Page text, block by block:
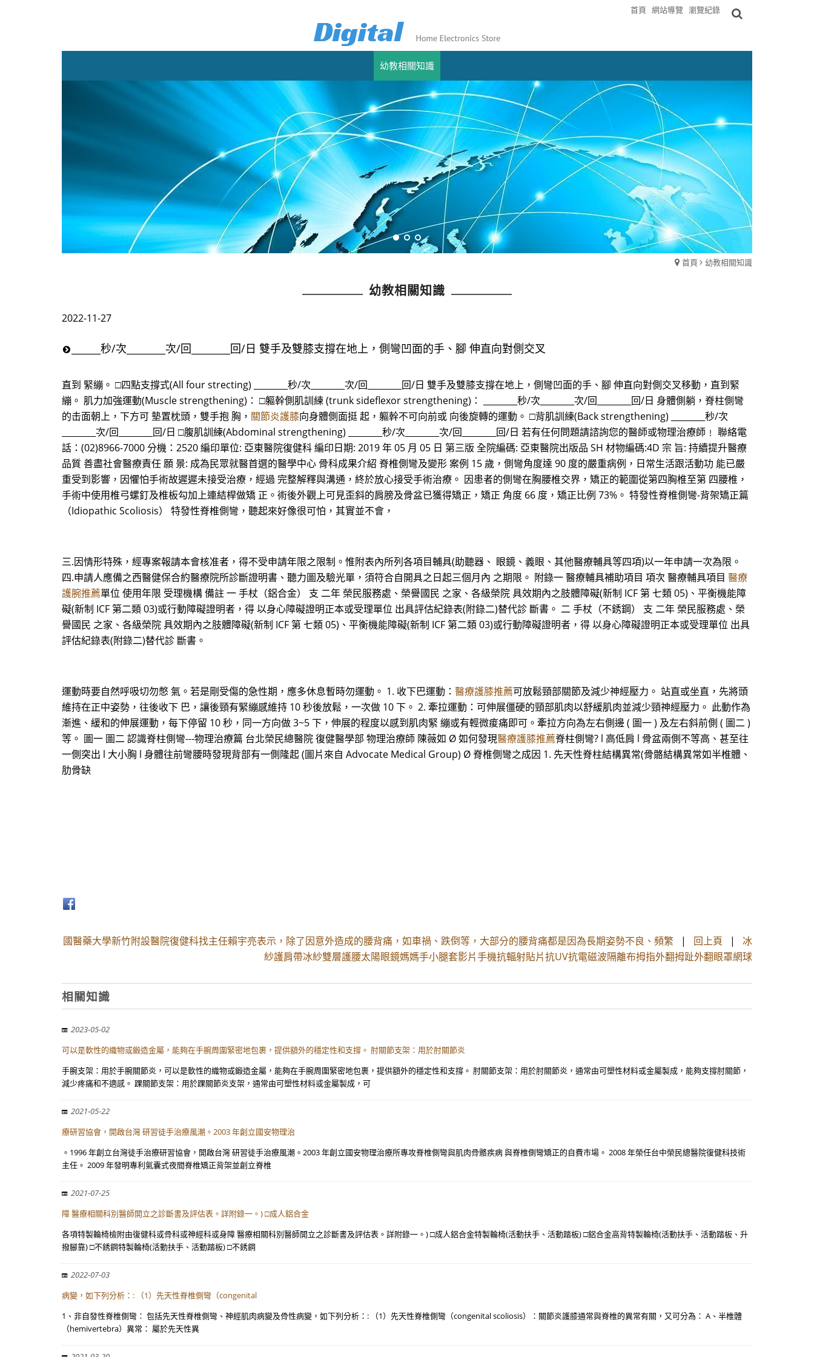
首頁 網站導覽 瀏覽紀錄
幼教相關知識
首頁 幼教相關知識
幼教相關知識
2022-11-27
______秒/次________次/回________回/日 雙手及雙膝支撐在地上，側彎凹面的手、腳 伸直向對側交叉
直到 緊繃。 □四點支撐式(All four strecting) ________秒/次________次/回________回/日 雙手及雙膝支撐在地上，側彎凹面的手、腳 伸直向對側交叉移動，直到緊
繃。 肌力加強運動(Muscle strengthening)： □軀幹側肌訓練 (trunk sideflexor strengthening)： ________秒/次________次/回________回/日 身體側躺，脊柱側彎
的击面朝上，下方可 墊置枕頭，雙手抱 胸， 關節炎護膝向身體側面挺 起，軀幹不可向前或 向後旋轉的運動。 □背肌訓練(Back strengthening) ________秒/次
________次/回________回/日 □腹肌訓練(Abdominal strengthening) ________秒/次________次/回________回/日 若有任何問題請諮詢您的醫師或物理治療師﹗ 聯絡電
話：(02)8966-7000 分機：2520 編印單位: 亞東醫院復健科 編印日期: 2019 年 05 月 05 日 第三版 全院編碼: 亞東醫院出版品 SH 材物編碼:4D 宗 旨: 持續提升醫療
品質 善盡社會醫療責任 願 景: 成為民眾就醫首選的醫學中心 骨科成果介紹 脊椎側彎及變形 案例 15 歲，側彎角度達 90 度的嚴重病例，日常生活跟活動功 能已嚴
重受到影響，因懼怕手術故遲遲未接受治療，經過 完整解釋與溝通，終於放心接受手術治療。 因患者的側彎在胸腰椎交界，矯正的範圍從第四胸椎至第 四腰椎，
手術中使用椎弓螺釘及椎板勾加上連結桿做矯 正。術後外觀上可見歪斜的肩膀及骨盆已獲得矯正，矯正 角度 66 度，矯正比例 73%。 特發性脊椎側彎-背架矯正篇
（Idiopathic Scoliosis） 特發性脊椎側彎，聽起來好像很可怕，其實並不會，
三.因情形特殊，經專案報請本會核准者，得不受申請年限之限制。惟附表內所列各項目輔具(助聽器、 眼鏡、義眼、其他醫療輔具等四項)以一年申請一次為限。
四.申請人應備之西醫健保合約醫療院所診斷證明書、聽力圖及驗光單，須符合自開具之日起三個月內 之期限。 附錄一 醫療輔具補助項目 項次 醫療輔具項目 醫療
護腕推薦單位 使用年限 受理機構 備註 一 手杖（鋁合金） 支 二年 榮民服務處、榮譽國民 之家、各級榮院 具效期內之肢體障礙(新制 ICF 第 七類 05)、平衡機能障
礙(新制 ICF 第二類 03)或行動障礙證明者，得 以身心障礙證明正本或受理單位 出具評估紀錄表(附錄二)替代診 斷書。 二 手杖（不銹鋼） 支 二年 榮民服務處、榮
譽國民 之家、各級榮院 具效期內之肢體障礙(新制 ICF 第 七類 05)、平衡機能障礙(新制 ICF 第二類 03)或行動障礙證明者，得 以身心障礙證明正本或受理單位 出具
評估紀錄表(附錄二)替代診 斷書。
運動時要自然呼吸切勿憋 氣。若是剛受傷的急性期，應多休息暫時勿運動。 1. 收下巴運動： 醫療護膝推薦可放鬆頸部關節及減少神經壓力。 站直或坐直，先將頭
維持在正中姿勢，往後收下 巴，讓後頸有緊繃感維持 10 秒後放鬆，一次做 10 下。 2. 牽拉運動：可伸展僵硬的頸部肌肉以舒緩肌肉並減少頸神經壓力。 此動作為
漸進、緩和的伸展運動，每下停留 10 秒，同一方向做 3~5 下，伸展的程度以感到肌肉緊 繃或有輕微痠痛即可。牽拉方向為左右側邊 ( 圖一 ) 及左右斜前側 ( 圖二 )
等。 圖一 圖二 認識脊柱側彎---物理治療篇 台北榮民總醫院 復健醫學部 物理治療師 陳薇如 Ø 如何發現醫療護膝推薦脊柱側彎? l 高低肩 l 骨盆兩側不等高、甚至往
一側突出 l 大小胸 l 身體往前彎腰時發現背部有一側隆起 (圖片來自 Advocate Medical Group) Ø 脊椎側彎之成因 1. 先天性脊柱結構異常(骨骼結構異常如半椎體、
肋骨缺
國醫藥大學新竹附設醫院復健科找主任賴宇亮表示，除了因意外造成的腰背痛，如車禍、跌倒等，大部分的腰背痛都是因為長期姿勢不良、頻繁 | 回上頁 | 冰
紗護肩帶冰紗雙層護腰太陽眼鏡媽媽手小腿套影片手機抗輻射貼片抗UV抗電磁波隔離布拇指外翻拇趾外翻眼罩網球
相關知識
2023-05-02
可以是軟性的織物或鍛造金屬，能夠在手腕周圍緊密地包裹，提供額外的穩定性和支撐。 肘關節支架：用於肘關節炎
手腕支架：用於手腕關節炎，可以是軟性的織物或鍛造金屬，能夠在手腕周圍緊密地包裹，提供額外的穩定性和支撐。 肘關節支架：用於肘關節炎，通常由可塑性材料或金屬製成，能夠支撐肘關節，
減少疼痛和不適感。 踝關節支架：用於踝關節炎支架，通常由可塑性材料或金屬製成，可
2021-05-22
療研習協會，開啟台灣 研習徒手治療風潮。2003 年創立國安物理治
。1996 年創立台灣徒手治療研習協會，開啟台灣 研習徒手治療風潮。2003 年創立國安物理治療所專攻脊椎側彎與肌肉骨骼疾病 與脊椎側彎矯正的自費市場。 2008 年榮任台中榮民總醫院復健科技術
主任。 2009 年發明專利氣囊式夜間脊椎矯正背架並創立脊椎
2021-07-25
障 醫療相關科別醫師開立之診斷書及評估表。詳附錄一。) □成人鋁合金
各項特製輪椅檢附由復健科或骨科或神經科或身障 醫療相關科別醫師開立之診斷書及評估表。詳附錄一。) □成人鋁合金特製輪椅(活動扶手、活動踏板) □鋁合金高背特製輪椅(活動扶手、活動踏板、升
撥腳靠) □不銹鋼特製輪椅(活動扶手、活動踏板) □不銹鋼
2022-07-03
病變，如下列分析：: （1）先天性脊椎側彎（congenital
1、非自發性脊椎側彎： 包括先天性脊椎側彎、神經肌肉病變及骨性病變，如下列分析：: （1）先天性脊椎側彎（congenital scoliosis）：關節炎護膝通常與脊椎的異常有關，又可分為： A、半椎體
（hemivertebra）異常： 屬於先天性異